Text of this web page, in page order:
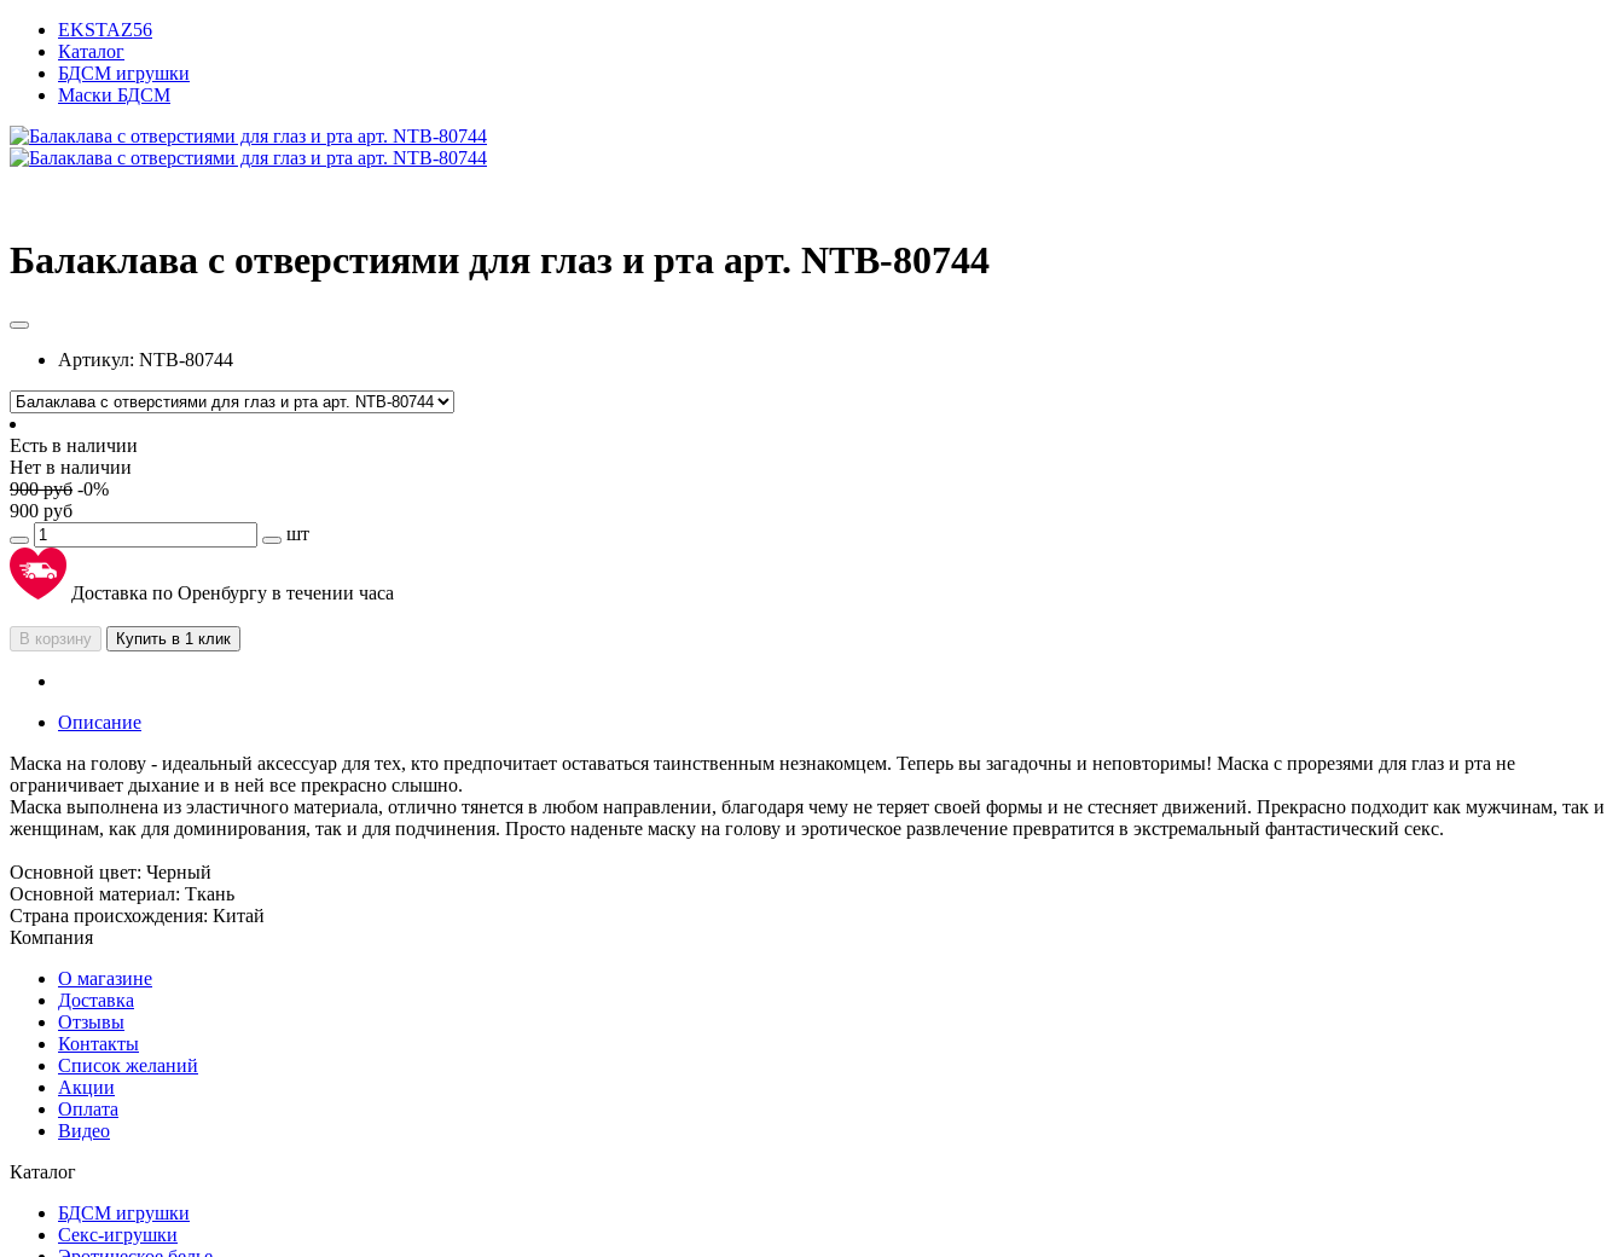
EKSTAZ56
Каталог
БДСМ игрушки
Маски БДСМ
Балаклава с отверстиями для глаз и рта арт. NTB-80744
Артикул: NTB-80744
Есть в наличии
Нет в наличии
900руб -0%
900 руб
шт
Доставка по Оренбургу в течении часа
В корзину Купить в 1 клик
Описание
Маска на голову - идеальный аксессуар для тех, кто предпочитает оставаться таинственным незнакомцем. Теперь вы загадочны и неповторимы! Маска с прорезями для глаз и рта не
ограничивает дыхание и в ней все прекрасно слышно.
Маска выполнена из эластичного материала, отлично тянется в любом направлении, благодаря чему не теряет своей формы и не стесняет движений. Прекрасно подходит как мужчинам, так и
женщинам, как для доминирования, так и для подчинения. Просто наденьте маску на голову и эротическое развлечение превратится в экстремальный фантастический секс.
Основной цвет: Черный
Основной материал: Ткань
Страна происхождения: Китай
Компания
О магазине
Доставка
Отзывы
Контакты
Список желаний
Акции
Оплата
Видео
Каталог
БДСМ игрушки
Секс-игрушки